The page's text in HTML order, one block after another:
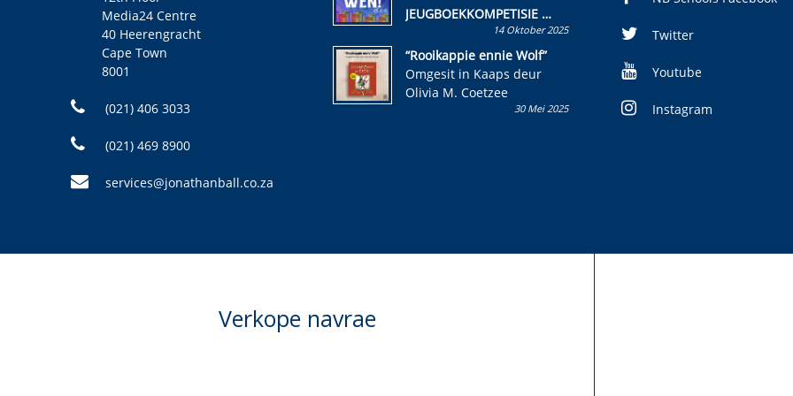
Media24 Centre
40 Heerengracht
Cape Town
8001
(021) 406 3033
(021) 469 8900
services@jonathanball.co.za
JEUGBOEKKOMPETISIE
Skryf ’n jeugboek of
kinderboek en staan ’n
kans om R50 000 te wen!
14 Oktober 2025
“Rooikappie ennie Wolf”
Omgesit in Kaaps deur
Olivia M. Coetzee
30 Mei 2025
Twitter
Youtube
Instagram
Verkope navrae